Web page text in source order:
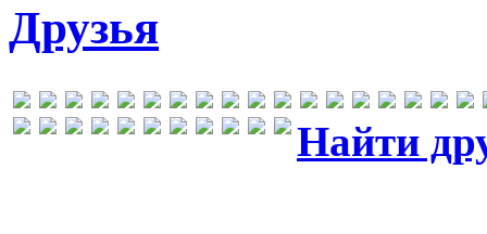
Друзья
Найти